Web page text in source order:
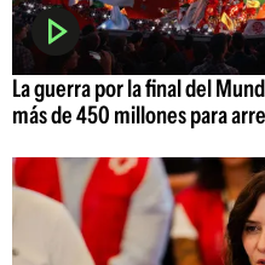
La guerra por la final del
más de 450 millones para